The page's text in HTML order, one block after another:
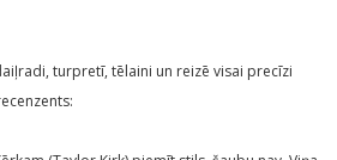
turpretī, tēlaini un reizē visai precīzi